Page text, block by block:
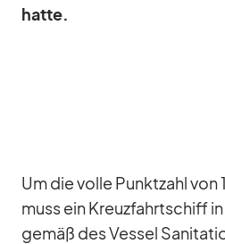
hatte.
Um die volle Punkt­zahl von
muss ein Kreuz­fahrt­schiff
ge­mäß des Ves­sel